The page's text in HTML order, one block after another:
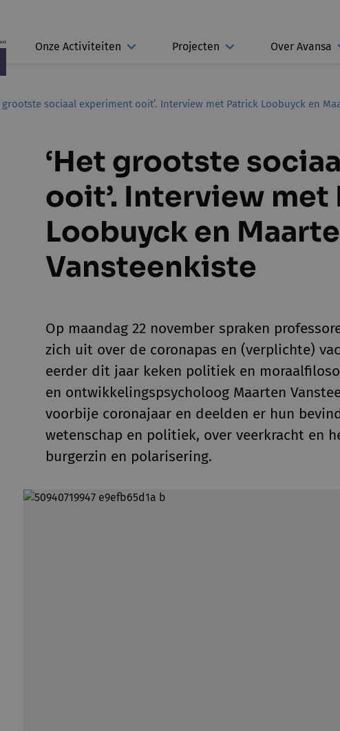
Onze Activiteiten Projecten Over Avansa
grootste sociaal experiment ooit’. Interview met Patrick Loobuyck en
‘Het grootste
ooit’. Interview met
Loobuyck en
Vansteenkiste
Op maandag 22 november spraken
zich uit over de coronapas en (verplichte)
eerder dit jaar keken politiek en
en ontwikkelingspsycholoog Maarten
voorbije coronajaar en deelden er hun
wetenschap en politiek, over veerkracht en
burgerzin en polarisering.